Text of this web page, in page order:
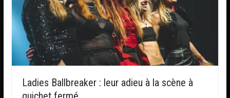
Ladies Ballbreaker : leur adieu à la scène à